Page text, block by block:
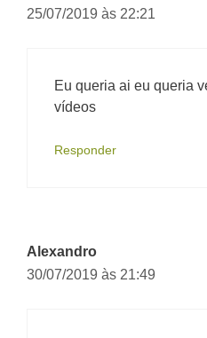
25/07/2019 às 22:21
Eu queria ai eu queria
vídeos
Responder
Alexandro
30/07/2019 às 21:49